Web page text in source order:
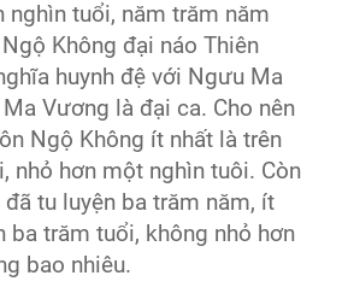
nghìn tuổi, năm trăm năm
Không đại náo Thiên
huynh đệ với Ngưu Ma
Vương là đại ca. Cho nên
Ngộ Không ít nhất là trên
nhỏ hơn một nghìn tuôi. Còn
tu luyện ba trăm năm, ít
ba trăm tuổi, không nhỏ hơn
bao nhiêu.